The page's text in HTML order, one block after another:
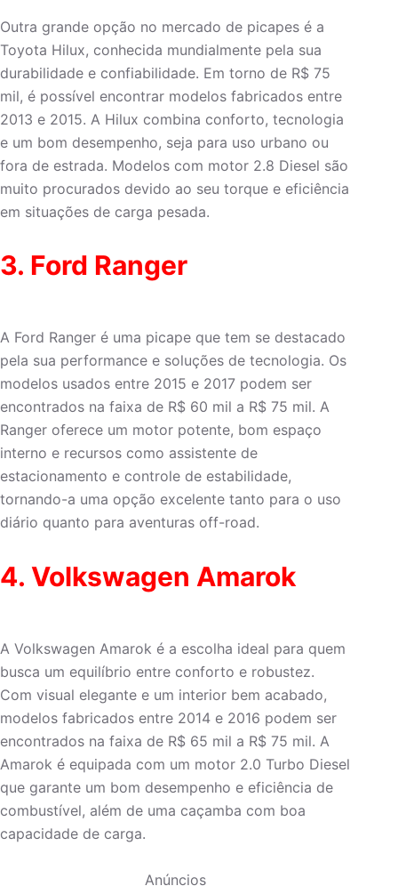
Outra grande opção no mercado de picapes é a
Toyota Hilux, conhecida mundialmente pela sua
durabilidade e confiabilidade. Em torno de R$ 75
mil, é possível encontrar modelos fabricados entre
2013 e 2015. A Hilux combina conforto, tecnologia
e um bom desempenho, seja para uso urbano ou
fora de estrada. Modelos com motor 2.8 Diesel são
muito procurados devido ao seu torque e eficiência
em situações de carga pesada.
3. Ford Ranger
A Ford Ranger é uma picape que tem se destacado
pela sua performance e soluções de tecnologia. Os
modelos usados entre 2015 e 2017 podem ser
encontrados na faixa de R$ 60 mil a R$ 75 mil. A
Ranger oferece um motor potente, bom espaço
interno e recursos como assistente de
estacionamento e controle de estabilidade,
tornando-a uma opção excelente tanto para o uso
diário quanto para aventuras off-road.
4. Volkswagen Amarok
A Volkswagen Amarok é a escolha ideal para quem
busca um equilíbrio entre conforto e robustez.
Com visual elegante e um interior bem acabado,
modelos fabricados entre 2014 e 2016 podem ser
encontrados na faixa de R$ 65 mil a R$ 75 mil. A
Amarok é equipada com um motor 2.0 Turbo Diesel
que garante um bom desempenho e eficiência de
combustível, além de uma caçamba com boa
capacidade de carga.
Anúncios